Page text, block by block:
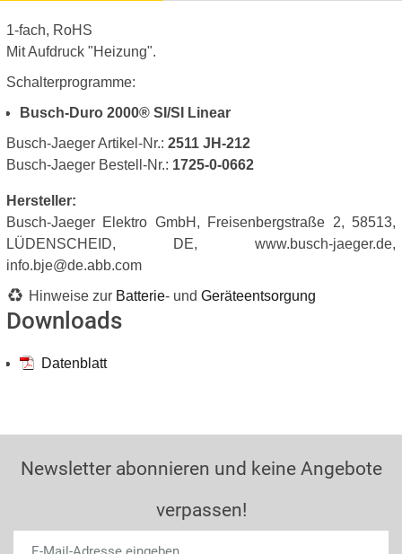
1-fach, RoHS
Mit Aufdruck "Heizung".
Schalterprogramme:
Busch-Duro 2000® SI/SI Linear
Busch-Jaeger Artikel-Nr.: 2511 JH-212
Busch-Jaeger Bestell-Nr.: 1725-0-0662
Hersteller:
Busch-Jaeger Elektro GmbH, Freisenbergstraße 2, 58513,
LÜDENSCHEID, DE, www.busch-jaeger.de,
info.bje@de.abb.com
Hinweise zur Batterie- und Geräteentsorgung
Downloads
Datenblatt
Newsletter abonnieren und keine Angebote
verpassen!